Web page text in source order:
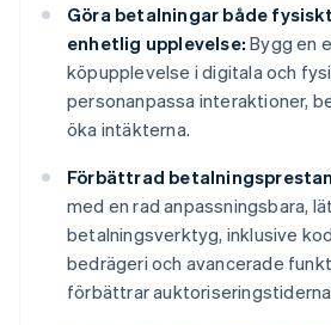
Göra betalningar både
enhetlig upplevelse: Bygg en
köpupplevelse i digitala och
personanpassa interaktioner,
öka intäkterna.
Förbättrad
med en rad anpassningsbara,
betalningsverktyg, inklusive
bedrägeri och avancerade
förbättrar